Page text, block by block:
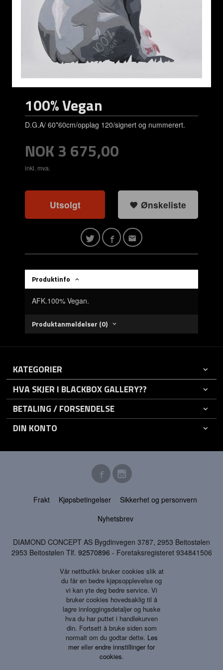
100% Vegan
D.G.A/ 60*60cm/opplag 120/signert og nummerert.
Pris
NOK3 675,00
inkl. mva.
Utsolgt Ønskeliste
Produktinfo
AFK.100% Vegan.
Produktanmeldelser (0)
KATEGORIER
HVA SKJER I BLACKBOX GALLERY??
BETALING / FORSENDELSE
DIN KONTO
Frakt Kjøpsbetingelser
Sikkerhet og personvern
Nyhetsbrev
DIAMOND CONCEPT AS Bygdinvegen 3787, 2953 Beitostølen
2953 Beitostølen Tlf. 92570896 - Foretaksregisteret 934841506
Vår nettbutikk bruker cookies slik at
du får en bedre kjøpsopplevelse og
vi kan yte deg bedre service. Vi
bruker cookies hovedsaklig til å
lagre innloggingsdetaljer og huske
hva du har puttet i handlekurven
din. Fortsett å bruke siden som
normalt om du godtar dette. Les
mereller endre innstillinger for
cookies.